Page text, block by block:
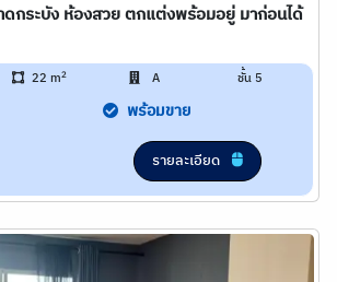
ดกระบัง ห้องสวย ตกแต่งพร้อมอยู่ มาก่อนได้
22 m2 A ชั้น 5
พร้อมขาย
รายละเอียด